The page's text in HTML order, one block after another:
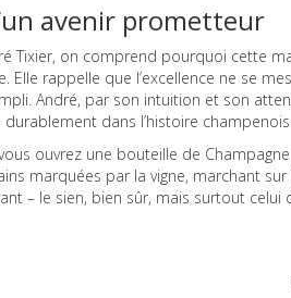
avenir prometteur
Tixier, on comprend pourquoi cette
Elle rappelle que l’excellence ne se
André, par son intuition et son
dans l’histoire
ouvrez une bouteille de
marquées par la vigne, marchant
– le sien, bien sûr, mais surtout celui